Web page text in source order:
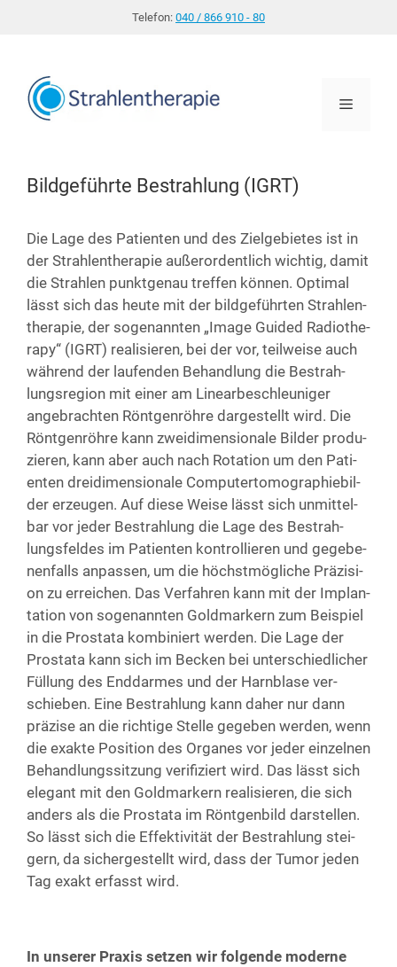
Telefon: 040 / 866 910 - 80
Menü
Bildgeführte Bestrahlung (IGRT)
Die Lage des Pati­en­ten und des Ziel­ge­bie­tes ist in
der Strah­len­the­ra­pie außer­or­dent­lich wich­tig, damit
die Strah­len punkt­ge­nau tref­fen kön­nen. Opti­mal
lässt sich das heu­te mit der bild­ge­führ­ten Strah­len­
the­ra­pie, der soge­nann­ten „Image Gui­ded Radio­the­
ra­py“ (IGRT) rea­li­sie­ren, bei der vor, teil­wei­se auch
wäh­rend der lau­fen­den Behand­lung die Bestrah­
lungs­re­gi­on mit einer am Line­ar­be­schleu­ni­ger
ange­brach­ten Rönt­gen­röh­re dar­ge­stellt wird. Die
Rönt­gen­röh­re kann zwei­di­men­sio­na­le Bil­der pro­du­
zie­ren, kann aber auch nach Rota­ti­on um den Pati­
en­ten drei­di­men­sio­na­le Com­pu­ter­to­mo­gra­phie­bil­
der erzeu­gen. Auf die­se Wei­se lässt sich unmit­tel­
bar vor jeder Bestrah­lung die Lage des Bestrah­
lungs­fel­des im Pati­en­ten kon­trol­lie­ren und gege­be­
nen­falls anpas­sen, um die höchst­mög­li­che Prä­zi­si­
on zu errei­chen. Das Ver­fah­ren kann mit der Implan­
ta­ti­on von soge­nann­ten Gold­mar­kern zum Bei­spiel
in die Pro­sta­ta kom­bi­niert wer­den. Die Lage der
Pro­sta­ta kann sich im Becken bei unter­schied­li­cher
Fül­lung des End­dar­mes und der Harn­bla­se ver­
schie­ben. Eine Bestrah­lung kann daher nur dann
prä­zi­se an die rich­ti­ge Stel­le gege­ben wer­den, wenn
die exak­te Posi­ti­on des Orga­nes vor jeder ein­zel­nen
Behand­lungs­sit­zung veri­fi­ziert wird. Das lässt sich
ele­gant mit den Gold­mar­kern rea­li­sie­ren, die sich
anders als die Pro­sta­ta im Rönt­gen­bild dar­stel­len.
So lässt sich die Effek­ti­vi­tät der Bestrah­lung stei­
gern, da sicher­ge­stellt wird, dass der Tumor jeden
Tag exakt erfasst wird.
In unse­rer Pra­xis set­zen wir fol­gen­de moder­ne